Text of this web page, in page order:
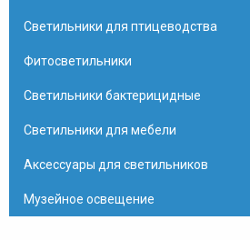
Светильники для птицеводства
Фитосветильники
Светильники бактерицидные
Светильники для мебели
Аксессуары для светильников
Музейное освещение